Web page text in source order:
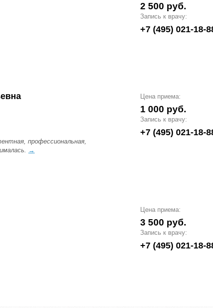
2 500 руб.
Запись к врачу:
+7 (495) 021-18-
профессиональная,
→
Цена приема:
1 000 руб.
Запись к врачу:
+7 (495) 021-18-
Цена приема:
3 500 руб.
Запись к врачу:
+7 (495) 021-18-